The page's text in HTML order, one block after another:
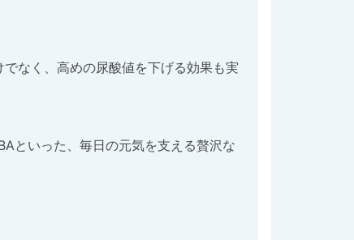
なく、高めの尿酸値を下げる効果も実
といった、毎日の元気を支える贅沢な